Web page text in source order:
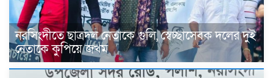
নরসিংদীতে ছাত্রদল নেতাকে গুলি, স্বেচ্ছাসেবক দলের দুই
নেতাকে কুপিয়ে জখম